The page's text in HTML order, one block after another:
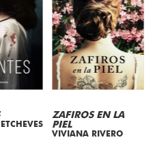
ZAFIROS EN LA
PIEL
VIVIANA RIVERO